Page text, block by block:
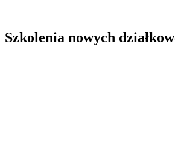
Szkolenia nowych